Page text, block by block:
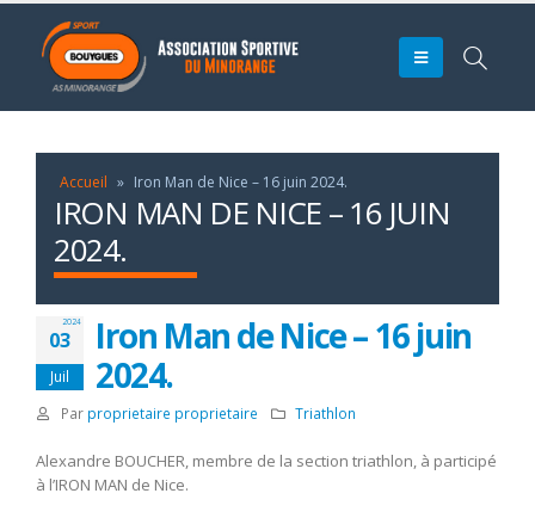
Accueil » Iron Man de Nice – 16 juin 2024.
IRON MAN DE NICE – 16 JUIN
2024.
2024
03
Juil
Iron Man de Nice – 16 juin
2024.
Par proprietaire proprietaire Triathlon
Alexandre BOUCHER, membre de la section triathlon, à participé
à l’IRON MAN de Nice.